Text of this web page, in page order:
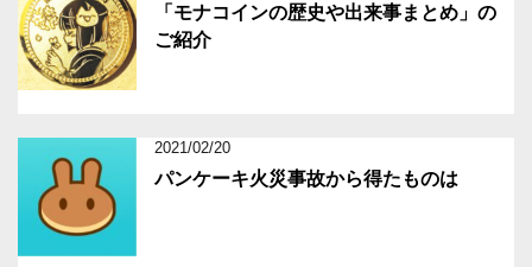
「モナコインの歴史や出来事まとめ」の
ご紹介
2021/02/20
パンケーキ火災事故から得たものは